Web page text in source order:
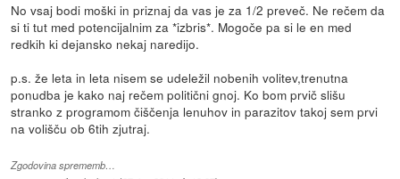
No vsaj bodi moški in priznaj da vas je za 1/2 preveč. Ne rečem da
si ti tut med potencijalnim za *izbris*. Mogoče pa si le en med
redkih ki dejansko nekaj naredijo.
p.s. že leta in leta nisem se udeležil nobenih volitev,trenutna
ponudba je kako naj rečem politični gnoj. Ko bom prvič slišu
stranko z programom čiščenja lenuhov in parazitov takoj sem prvi
na volišču ob 6tih zjutraj.
Zgodovina sprememb…